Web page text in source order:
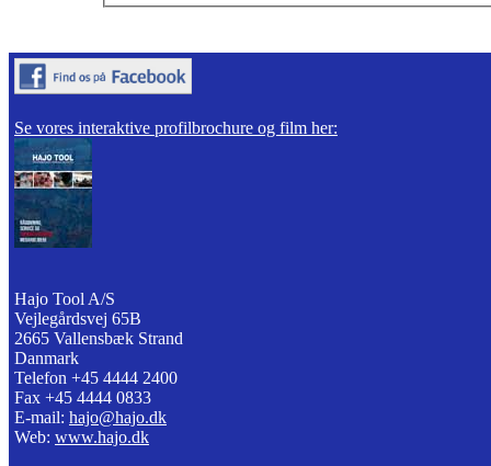
Se vores interaktive profilbrochure og film her:
Hajo Tool A/S
Vejlegårdsvej 65B
2665 Vallensbæk Strand
Danmark
Telefon +45 4444 2400
Fax +45 4444 0833
E-mail: hajo@hajo.dk
Web: www.hajo.dk